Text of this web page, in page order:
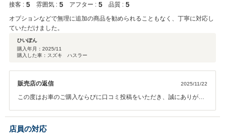
接客 : 5 雰囲気 : 5 アフター : 5 品質 : 5
オプションなどで無理に追加の商品を勧められることもなく、丁寧に対応し
ていただけました。
ひいぽん
購入年月： 2025/11
購入した車：スズキ ハスラー
販売店の返信 2025/11/22
この度はお車のご購入ならびに口コミ投稿をいただき、誠にありがと
同大変嬉しく拝読いたしました。 今後のメンテナンス等につきまして
も、安心してお任せいただけるよう、誠心誠意サポートしてまいりま
す。 今後ともどうぞよろしくお願いいたします。
店員の対応